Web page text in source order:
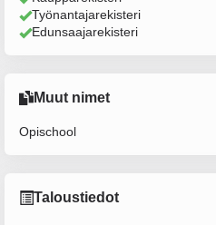
Työnantajarekisteri
Edunsaajarekisteri
Muut nimet
Opischool
Taloustiedot